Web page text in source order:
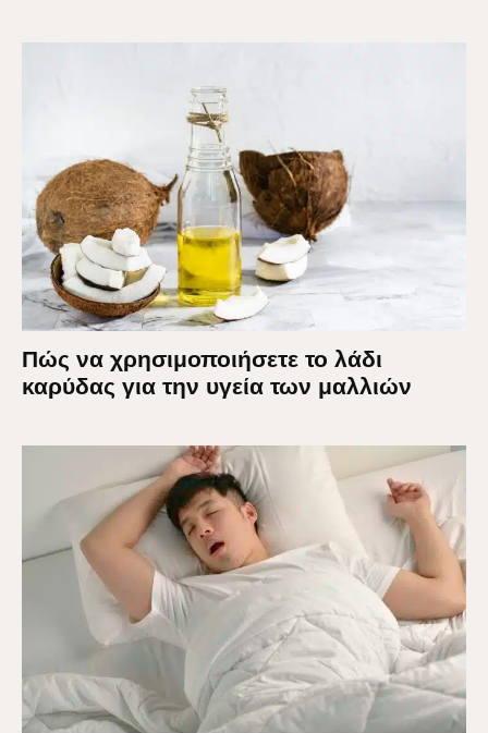
Πώς να χρησιμοποιήσετε το λάδι
καρύδας για την υγεία των μαλλιών